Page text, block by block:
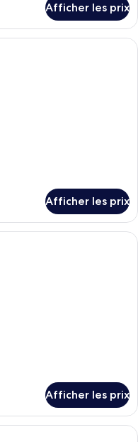
Afficher les prix
chambre moderne avec un lit,
Afficher les prix
chambre d’hôtel avec deux lits,
Afficher les prix
bien fait, avec une literie